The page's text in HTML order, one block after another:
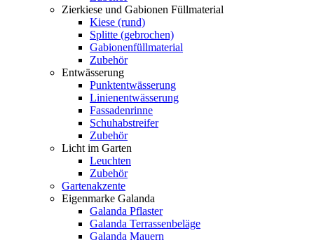
Zierkiese und Gabionen Füllmaterial
Kiese (rund)
Splitte (gebrochen)
Gabionenfüllmaterial
Zubehör
Entwässerung
Punktentwässerung
Linienentwässerung
Fassadenrinne
Schuhabstreifer
Zubehör
Licht im Garten
Leuchten
Zubehör
Gartenakzente
Eigenmarke Galanda
Galanda Pflaster
Galanda Terrassenbeläge
Galanda Mauern